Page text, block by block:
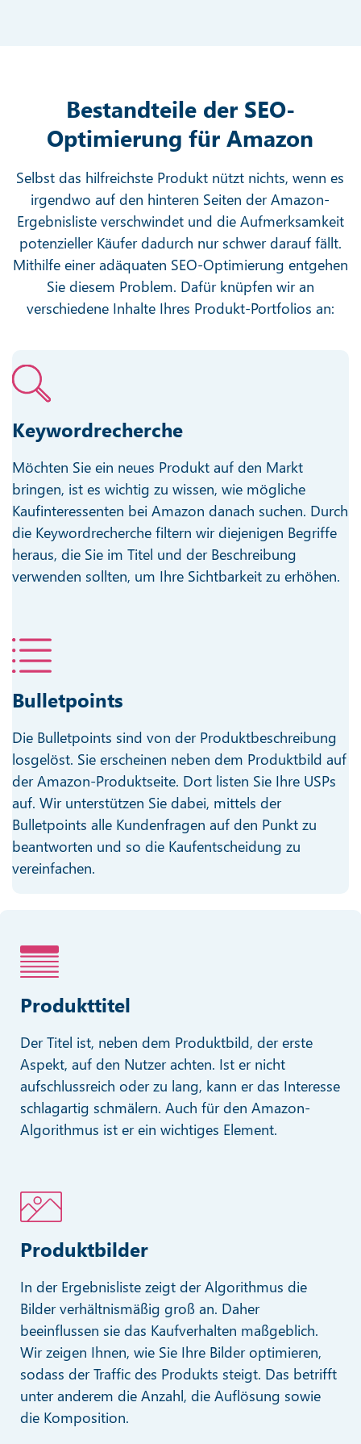
Bestandteile der SEO-
Optimierung für Amazon
Selbst das hilfreichste Produkt nützt nichts, wenn es
irgendwo auf den hinteren Seiten der Amazon-
Ergebnisliste verschwindet und die Aufmerksamkeit
potenzieller Käufer dadurch nur schwer darauf fällt.
Mithilfe einer adäquaten SEO-Optimierung entgehen
Sie diesem Problem. Dafür knüpfen wir an
verschiedene Inhalte Ihres Produkt-Portfolios an:
Keywordrecherche
Möchten Sie ein neues Produkt auf den Markt
bringen, ist es wichtig zu wissen, wie mögliche
Kaufinteressenten bei Amazon danach suchen. Durch
die Keywordrecherche filtern wir diejenigen Begriffe
heraus, die Sie im Titel und der Beschreibung
verwenden sollten, um Ihre Sichtbarkeit zu erhöhen.
Bulletpoints
Die Bulletpoints sind von der Produktbeschreibung
losgelöst. Sie erscheinen neben dem Produktbild auf
der Amazon-Produktseite. Dort listen Sie Ihre USPs
auf. Wir unterstützen Sie dabei, mittels der
Bulletpoints alle Kundenfragen auf den Punkt zu
beantworten und so die Kaufentscheidung zu
vereinfachen.
Produkttitel
Der Titel ist, neben dem Produktbild, der erste
Aspekt, auf den Nutzer achten. Ist er nicht
aufschlussreich oder zu lang, kann er das Interesse
schlagartig schmälern. Auch für den Amazon-
Algorithmus ist er ein wichtiges Element.
Produktbilder
In der Ergebnisliste zeigt der Algorithmus die
Bilder verhältnismäßig groß an. Daher
beeinflussen sie das Kaufverhalten maßgeblich.
Wir zeigen Ihnen, wie Sie Ihre Bilder optimieren,
sodass der Traffic des Produkts steigt. Das betrifft
unter anderem die Anzahl, die Auflösung sowie
die Komposition.